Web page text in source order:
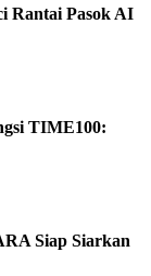
Global
Rantai Pasok AI
TIME100:
Siap Siarkan